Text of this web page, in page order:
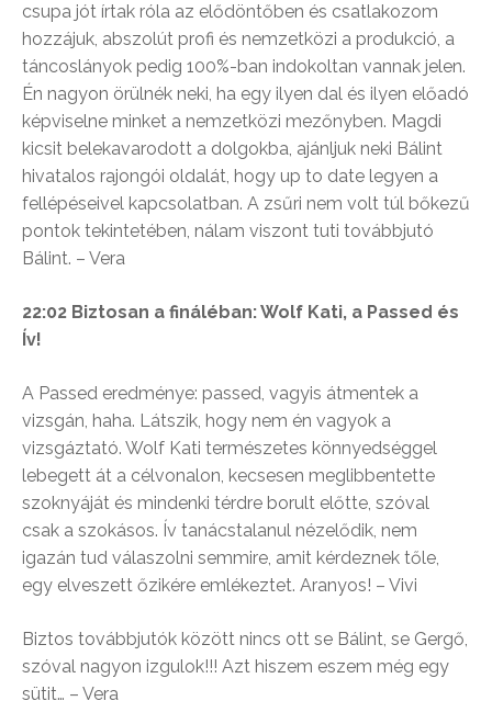
csupa jót írtak róla az elődöntőben és csatlakozom
hozzájuk, abszolút profi és nemzetközi a produkció, a
táncoslányok pedig 100%-ban indokoltan vannak jelen.
Én nagyon örülnék neki, ha egy ilyen dal és ilyen előadó
képviselne minket a nemzetközi mezőnyben. Magdi
kicsit belekavarodott a dolgokba, ajánljuk neki Bálint
hivatalos rajongói oldalát, hogy up to date legyen a
fellépéseivel kapcsolatban. A zsűri nem volt túl bőkezű
pontok tekintetében, nálam viszont tuti továbbjutó
Bálint. – Vera
22:02 Biztosan a fináléban: Wolf Kati, a Passed és
Ív!
A Passed eredménye: passed, vagyis átmentek a
vizsgán, haha. Látszik, hogy nem én vagyok a
vizsgáztató. Wolf Kati természetes könnyedséggel
lebegett át a célvonalon, kecsesen meglibbentette
szoknyáját és mindenki térdre borult előtte, szóval
csak a szokásos. Ív tanácstalanul nézelődik, nem
igazán tud válaszolni semmire, amit kérdeznek tőle,
egy elveszett őzikére emlékeztet. Aranyos! – Vivi
Biztos továbbjutók között nincs ott se Bálint, se Gergő,
szóval nagyon izgulok!!! Azt hiszem eszem még egy
sütit… – Vera